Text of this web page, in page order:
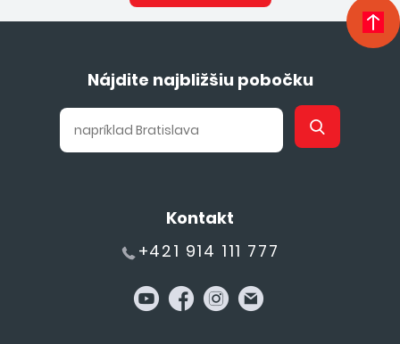
Nájdite najbližšiu pobočku
Kontakt
+421 914 111 777